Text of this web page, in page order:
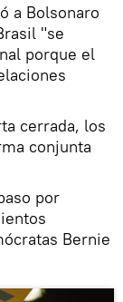
a Bolsonaro
"se
porque el
cerrada, los
conjunta
por
Bernie